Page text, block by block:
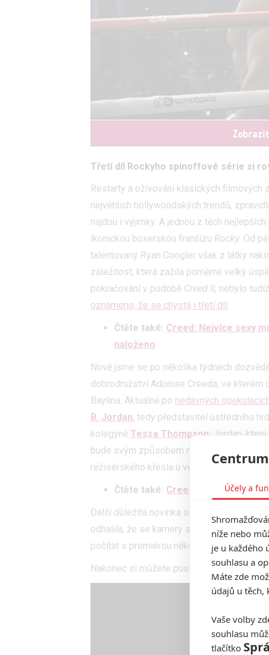
Třetí díl Rockyho spinoffové série si
Restarty a oživování klasických filmových
největších hollywoodských trendů,
najdou i výjimky. A jednou z těch
ikonickou boxerskou franšízu Rocky. Od
talentovaný Ryan Coogler však z látky
záležitost, která zažila poměrně velký
pokračování v podobě Creed II, nebylo
oznámeno, že se chystá i třetí díl .
Čtěte také: Creed: Nejvíce sexy
naloženo
Nově jsme se po několika týdnech
dobrodružství Adonise Creeda, ve kterém
Baylina. Aktuálně po nedávných
B. Jordan, tedy představitel ústředního
kolegyně Tessa Thompson . Jordan,
bude svým způsobem následovat šlépěje
režisérského křesla u většiny Rockyho
Čtěte také: Creed 3 zřejmě bude
Další důležitá novinka se týká samotného
odhalila, že se kamery spustí později v
počítat s premiérou někdy ve druhé
Nakonec si můžete pustit celý rozhovor s
Účely a
níže nebo
je u každého
souhlasu a
Máte zde
údajů u těch,
Vaše volby
souhlasu
tlačítko